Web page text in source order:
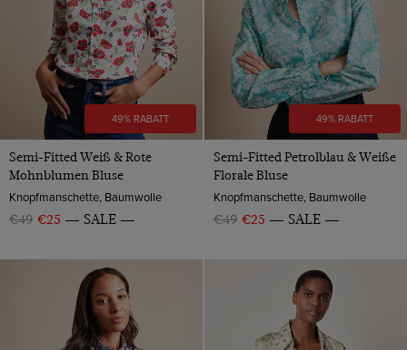
49% RABATT
Semi-Fitted Weiß & Rote
Mohnblumen Bluse
Knopfmanschette, Baumwolle
€49 €25 SALE
49% RABATT
Semi-Fitted Petrolblau & Weiße
Florale Bluse
Knopfmanschette, Baumwolle
€49 €25 SALE